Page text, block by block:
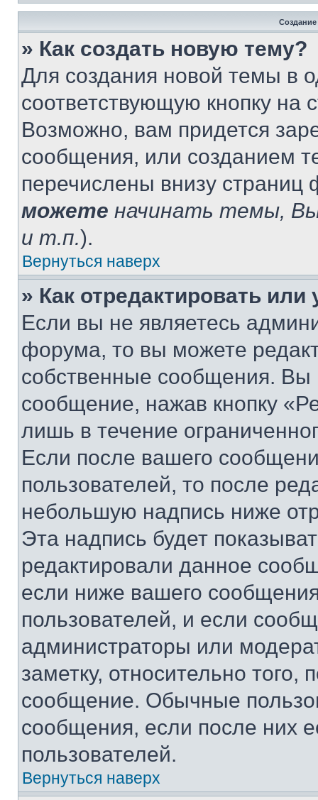
» Как создать новую тему?
Для создания новой темы в
соответствующую кнопку
Возможно, вам придется
сообщения, или созданием
перечислены внизу
можете начинать темы,
и т.п.).
Вернуться наверх
» Как отредактировать
Если вы не являетесь
форума, то вы можете
собственные сообщения. Вы
сообщение, нажав кнопку
лишь в течение
Если после вашего
пользователей, то после
небольшую надпись ниже
Эта надпись будет
редактировали данное
если ниже вашего
пользователей, и если
администраторы или
заметку, относительно
сообщение. Обычные
сообщения, если после них
пользователей.
Вернуться наверх